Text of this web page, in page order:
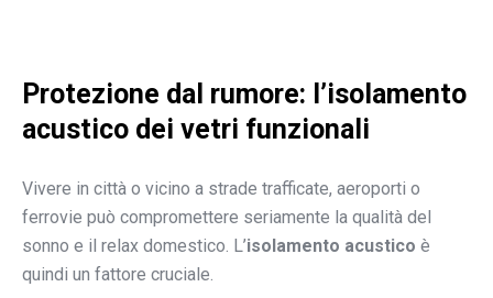
Protezione dal rumore: l’isolamento
acustico dei vetri funzionali
Vivere in città o vicino a strade trafficate, aeroporti o
ferrovie può compromettere seriamente la qualità del
sonno e il relax domestico. L’isolamento acustico è
quindi un fattore cruciale.